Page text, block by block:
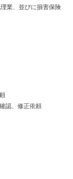
業、並びに損害保険
認、修正依頼